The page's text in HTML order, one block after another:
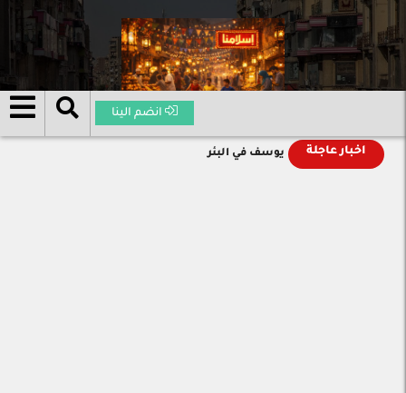
انضم الينا
اخبار عاجلة يوسف في البئر